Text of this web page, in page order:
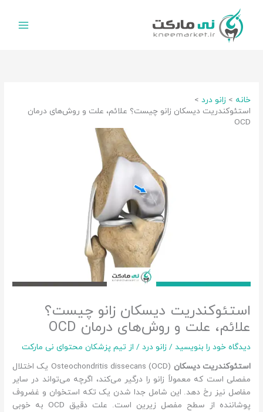
خانه
زانو درد
استئوکندریت دیسکان زانو چیست؟ علائم، علت و روش‌های درمان
OCD
استئوکندریت دیسکان زانو چیست؟
علائم، علت و روش‌های درمان OCD
دیدگاه‌ خود را بنویسید / زانو درد / از تیم پزشکان محتوای نی مارکت
استئوکندریت دیسکان
Osteochondritis dissecans (OCD) یک اختلال
مفصلی است که معمولاً زانو را درگیر می‌کند، اگرچه می‌تواند در سایر
مفاصل نیز رخ دهد. این شامل جدا شدن یک تکه استخوان و غضروف
پوشاننده از سطح مفصل زیرین است. علت دقیق OCD به خوبی